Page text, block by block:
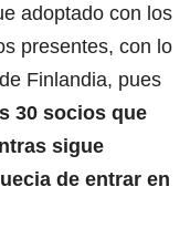
adoptado con los
presentes, con lo
Finlandia, pues
30 socios que
sigue
de entrar en